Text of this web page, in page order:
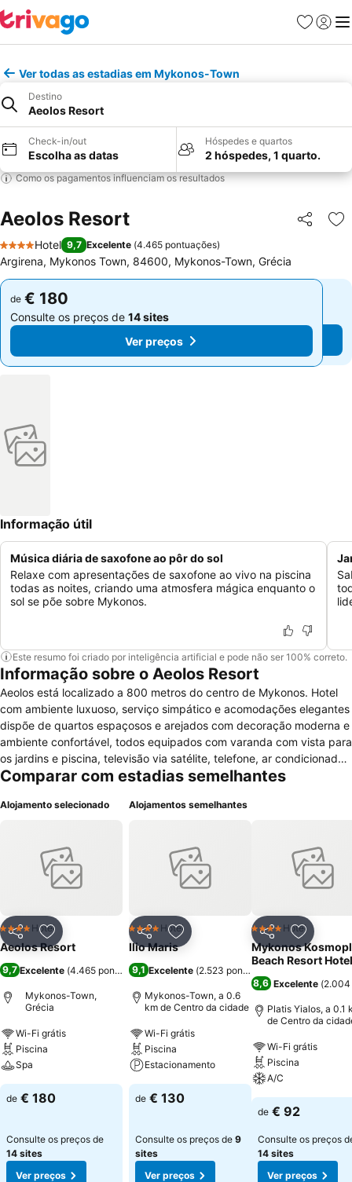
Favoritos
Iniciar
Ver todas as estadias em Mykonos-Town
Destino
Aeolos Resort
Check-in/out
Escolha as datas
Hóspedes e quartos
2 hóspedes, 1 quarto.
Como os pagamentos influenciam os resultados
Aeolos Resort Partilhar
4 Estrelas
Hotel 9,7 Excelente (4.465 pontuações)
Argirena, Mykonos Town, 84600, Mykonos-Town, Grécia
de € 180
Consulte os preços de 14 sites
Ver preços
de € 180
Consulte os preços de 14 sites
Ver preços
Informação útil
Música diária de saxofone ao pôr do sol
Relaxe com apresentações de saxofone ao vivo na piscina
todas as noites, criando uma atmosfera mágica enquanto o
sol se põe sobre Mykonos.
Este resumo foi criado por inteligência artificial e pode não ser 100% correto.
Informação sobre o Aeolos Resort
Aeolos está localizado a 800 metros do centro de Mykonos. Hotel
com ambiente luxuoso, serviço simpático e acomodações elegantes
dispõe de quartos espaçosos e arejados com decoração moderna e
ambiente confortável, todos equipados com varanda com vista para
os jardins e piscina, televisão via satélite, telefone, ar condicionado,
frigobar, cofre, acesso à internet Wi-Fi, rádio e casa de banho com
facilidades como uma recepção 24 horas e cofre, equipa
públicas, serviço de quarto, assistência médica, serviço de baby
sitting, salão de jogos, aluguer de carro e bicicletas, sala de
pequenos-almoços, sala de televisão, piscina, jacuzzi ao ar livre,
estacionamento privado com segurança.
Comparar com estadias semelhantes
Alojamento selecionado
PartilharAdicionar aos favoritos
4 EstrelasHotel
Aeolos Resort
9,7 Excelente (4.465 pontuações)
Mykonos-Town,
Grécia
Wi-Fi grátis
Piscina
Spa
de € 180
Consulte os preços de
14 sites
Ver preços
Alojamentos semelhantes
PartilharAdicionar aos favoritos
4 EstrelasHotel
Ilio Maris
9,1 Excelente (2.523 pontuações
Mykonos-Town, a 0.6
km de Centro da cidade
Wi-Fi grátis
Piscina
Estacionamento
de € 130
Consulte os preços de 9
sites
Ver preços
Partilhar
4 EstrelasHotel
Mykonos
Beach Resort Hotel
8,6 Excelente (2.004
Platis Yialos, a 0.1
de Centro da
Wi-Fi grátis
Piscina
A/C
de € 92
Consulte os preços
14 sites
Ver preços